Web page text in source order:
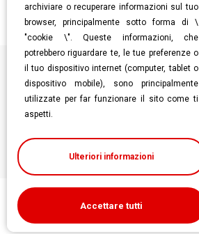
Informazioni
Follow us
archiviare o recuperare informazioni sul tuo
browser, principalmente sotto forma di \
"cookie \". Queste informazioni, che
potrebbero riguardare te, le tue preferenze o
il tuo dispositivo internet (computer, tablet o
dispositivo mobile), sono principalmente
utilizzate per far funzionare il sito come ti
aspetti.
Ulteriori informazioni
Accettare tutti